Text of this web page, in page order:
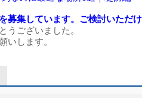
募集しています。ご検討いただけ
うございました。
いします。